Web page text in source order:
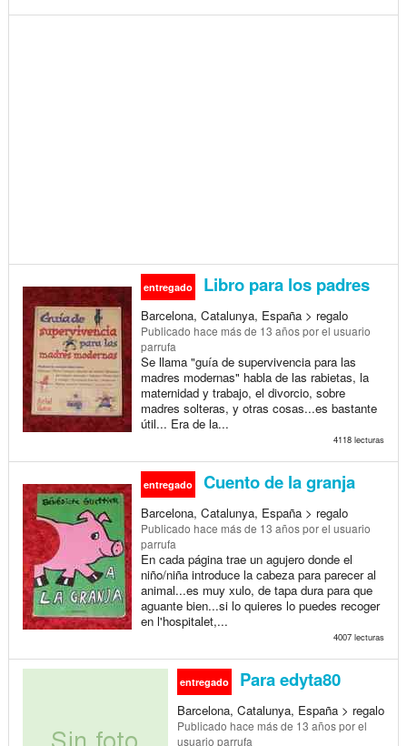
entregado Libro para los padres
Barcelona, Catalunya, España > regalo
Publicado hace más de 13 añospor el usuario
parrufa
Se llama "guía de supervivencia para las
madres modernas" habla de las rabietas, la
maternidad y trabajo, el divorcio, sobre
madres solteras, y otras cosas...es bastante
útil... Era de la...
4118 lecturas
entregado Cuento de la granja
Barcelona, Catalunya, España > regalo
Publicado hace más de 13 añospor el usuario
parrufa
En cada página trae un agujero donde el
niño/niña introduce la cabeza para parecer al
animal...es muy xulo, de tapa dura para que
aguante bien...si lo quieres lo puedes recoger
en l'hospitalet,...
4007 lecturas
entregado Para edyta80
Barcelona, Catalunya, España > regalo
Publicado hace más de 13 añospor el
usuario parrufa